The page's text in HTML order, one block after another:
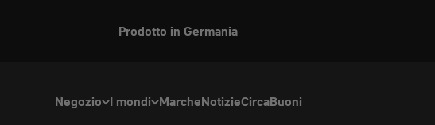
Prodotto in Germania
Negozio I mondi MarcheNotizieCircaBuoni